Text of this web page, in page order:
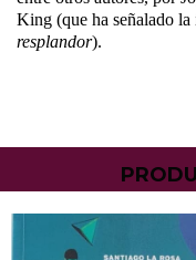
King (que ha señalado
resplandor).